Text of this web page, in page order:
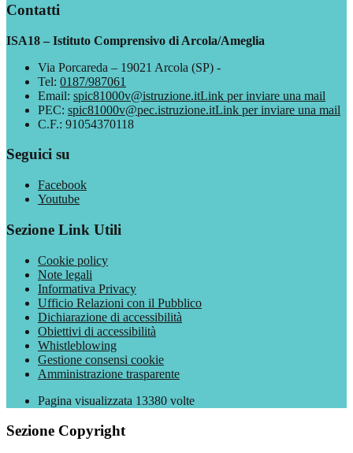
Contatti
ISA18 – Istituto Comprensivo di Arcola/Ameglia
Via Porcareda – 19021 Arcola (SP) -
Tel: 0187/987061
Email: spic81000v@istruzione.itLink per inviare una mail
PEC: spic81000v@pec.istruzione.itLink per inviare una mail
C.F.: 91054370118
Seguici su
Facebook
Youtube
Sezione Link Utili
Cookie policy
Note legali
Informativa Privacy
Ufficio Relazioni con il Pubblico
Dichiarazione di accessibilità
Obiettivi di accessibilità
Whistleblowing
Gestione consensi cookie
Amministrazione trasparente
Pagina visualizzata 13380 volte
Sezione Copyright